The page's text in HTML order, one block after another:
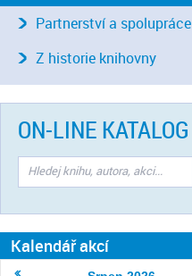
Partnerství a spolupráce
Z historie knihovny
ON-LINE KATALOG
Kalendář akcí